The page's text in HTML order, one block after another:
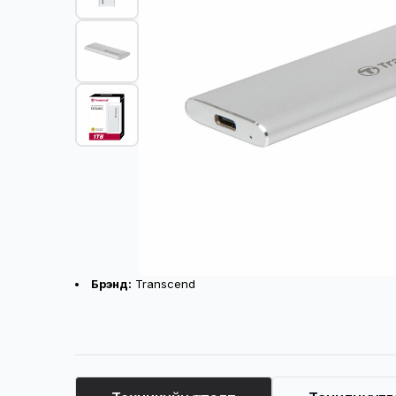
Бүтээгдэхүүний үндсэн үзүүлэлт
Брэнд: Transcend